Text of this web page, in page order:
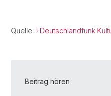
Quelle: Deutschlandfunk
Beitrag hören